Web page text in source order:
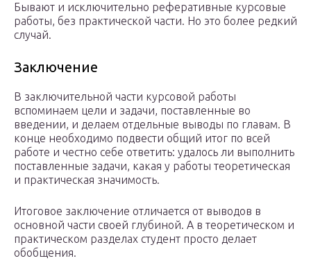
Бывают и исключительно реферативные курсовые
работы, без практической части. Но это более редкий
случай.
Заключение
В заключительной части курсовой работы
вспоминаем цели и задачи, поставленные во
введении, и делаем отдельные выводы по главам. В
конце необходимо подвести общий итог по всей
работе и честно себе ответить: удалось ли выполнить
поставленные задачи, какая у работы теоретическая
и практическая значимость.
Итоговое заключение отличается от выводов в
основной части своей глубиной. А в теоретическом и
практическом разделах студент просто делает
обобщения.